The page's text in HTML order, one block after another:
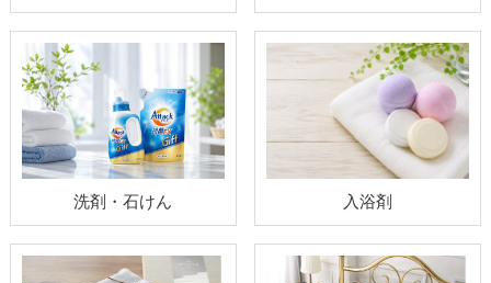
洗剤・石けん 入浴剤